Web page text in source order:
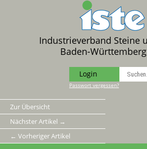
Industrieverband Steine
Baden-
Login
Passwort vergessen?
Zur Übersicht
Nächster Artikel →
← Vorheriger Artikel